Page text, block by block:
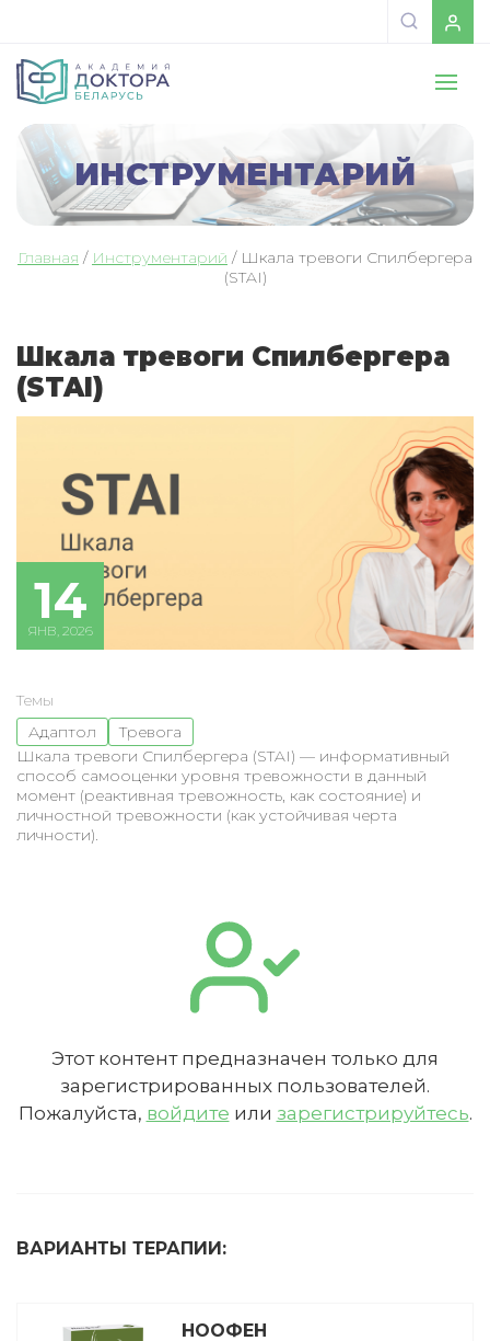
ИНСТРУМЕНТАРИЙ
Главная / Инструментарий / Шкала тревоги Спилбергера
(STAI)
Шкала тревоги Спилбергера
(STAI)
14
ЯНВ, 2026
Темы
Адаптол
Тревога
Шкала тревоги Спилбергера (STAI) — информативный
способ самооценки уровня тревожности в данный
момент (реактивная тревожность, как состояние) и
личностной тревожности (как устойчивая черта
личности).
Этот контент предназначен только для
зарегистрированных пользователей.
Пожалуйста, войдите или зарегистрируйтесь.
ВАРИАНТЫ ТЕРАПИИ:
НООФЕН